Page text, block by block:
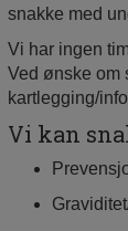
snakke med
Vi har ingen
Ved ønske om
kartlegging/
Vi kan